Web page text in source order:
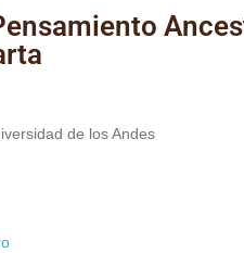
de los Andes